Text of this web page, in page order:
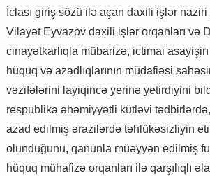
İclası giriş sözü ilə açan daxili işlər
Vilayət Eyvazov daxili işlər orqanları və
cinayətkarlıqla mübarizə, ictimai
hüquq və azadlıqlarının müdafiəsi
vəzifələrini layiqincə yerinə yetirdiyini
respublika əhəmiyyətli kütləvi
azad edilmiş ərazilərdə təhlükəsizliyin
olunduğunu, qanunla müəyyən edilmiş
hüquq mühafizə orqanları ilə qarşılıqlı